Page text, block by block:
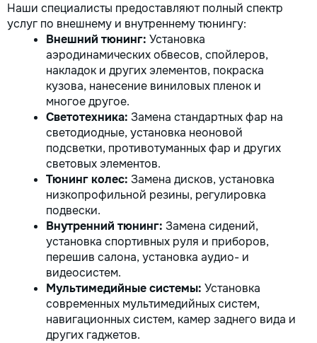
Наши специалисты предоставляют полный спектр
услуг по внешнему и внутреннему тюнингу:
Внешний тюнинг: Установка
аэродинамических обвесов, спойлеров,
накладок и других элементов, покраска
кузова, нанесение виниловых пленок и
многое другое.
Светотехника: Замена стандартных фар на
светодиодные, установка неоновой
подсветки, противотуманных фар и других
световых элементов.
Тюнинг колес: Замена дисков, установка
низкопрофильной резины, регулировка
подвески.
Внутренний тюнинг: Замена сидений,
установка спортивных руля и приборов,
перешив салона, установка аудио- и
видеосистем.
Мультимедийные системы: Установка
современных мультимедийных систем,
навигационных систем, камер заднего вида и
других гаджетов.